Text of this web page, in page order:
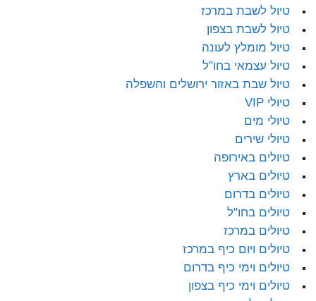
טיול לשבת במרכז
טיול לשבת בצפון
טיול מומלץ לעונה
טיול עצמאי בחו"ל
טיול שבת באזור ירושלים והשפלה
טיולי VIP
טיולי מים
טיולי שירים
טיולים באירופה
טיולים בארץ
טיולים בדרום
טיולים בחו"ל
טיולים במרכז
טיולים ויום כיף במרכז
טיולים וימי כיף בדרום
טיולים וימי כיף בצפון